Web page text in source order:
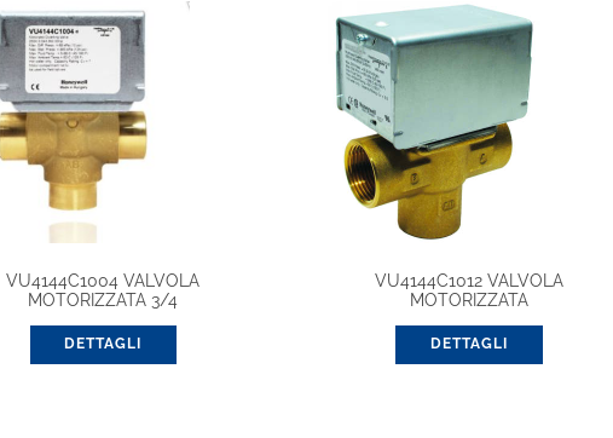
VU4144C1004 VALVOLA
MOTORIZZATA 3/4
DETTAGLI
VU4144C1012 VALVOLA
MOTORIZZATA
DETTAGLI